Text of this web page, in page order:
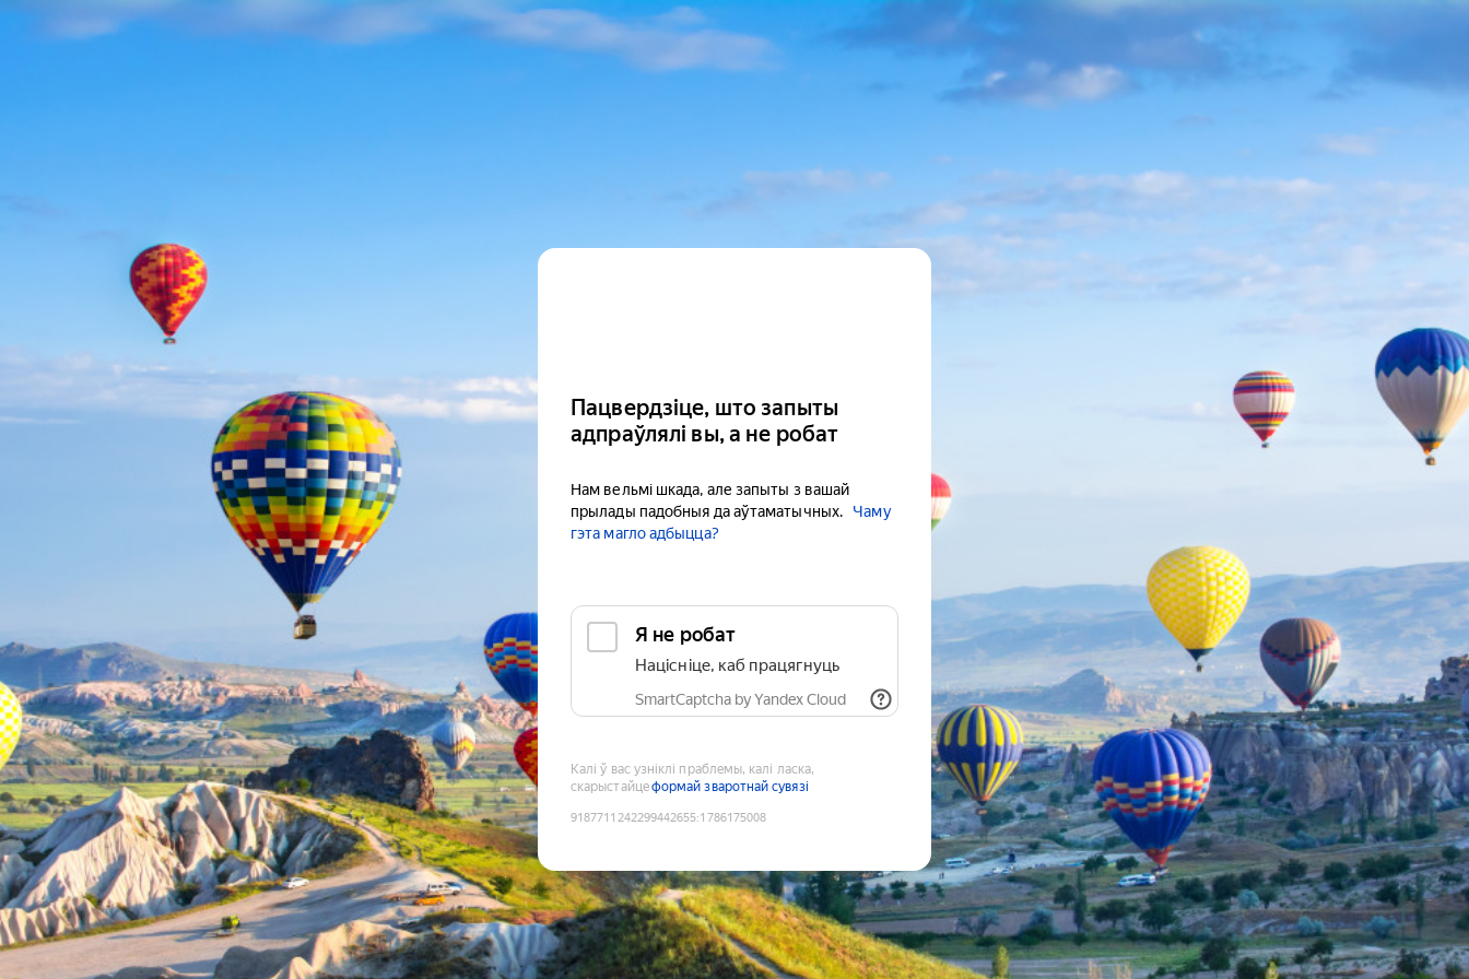
Пацвердзіце, што запыты
адпраўлялі вы, а не робат
Нам вельмі шкада, але запыты з вашай
прылады падобныя да аўтаматычных.
Чаму
гэта магло адбыцца?
Я не робат
Націсніце, каб працягнуць
SmartCaptcha by Yandex Cloud
Калі ў вас узніклі праблемы, калі ласка,
скарыстайцеформай зваротнай сувязі
9187711242299442655:1786175008